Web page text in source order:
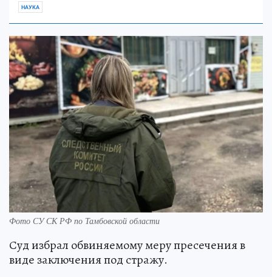
НАУКА
Фото СУ СК РФ по Тамбовской области
Суд избрал обвиняемому меру пресечения в
виде заключения под стражу.